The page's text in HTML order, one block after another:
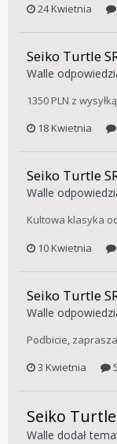
24 Kwietnia
Seiko Turtle
Walle
1350 PLN z
18 Kwietnia
Seiko Turtle
Walle
Kultowa klasyka
10 Kwietnia
Seiko Turtle
Walle
Podbicie,
3 Kwietnia
Seiko Turtle
Walle dodał